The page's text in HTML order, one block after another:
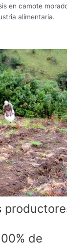
en camote
alimentaria.
de